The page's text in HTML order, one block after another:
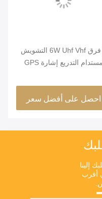
6 فرق 6W Uhf Vhf التشويش
المستدام التدريع إشارة GPS
احصل على أفضل سعر